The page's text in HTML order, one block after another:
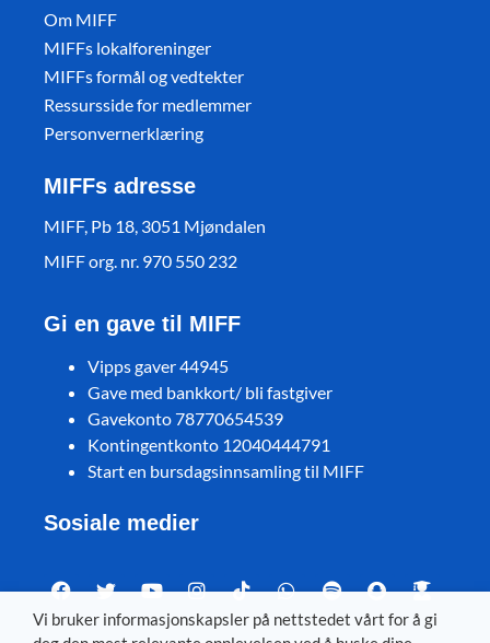
Om MIFF
MIFFs lokalforeninger
MIFFs formål og vedtekter
Ressursside for medlemmer
Personvernerklæring
MIFFs adresse
MIFF, Pb 18, 3051 Mjøndalen
MIFF org. nr. 970 550 232
Gi en gave til MIFF
Vipps gaver 44945
Gave med bankkort/ bli fastgiver
Gavekonto 78770654539
Kontingentkonto 12040444791
Start en bursdagsinnsamling til MIFF
Sosiale medier
Vi bruker informasjonskapsler på nettstedet vårt for å gi